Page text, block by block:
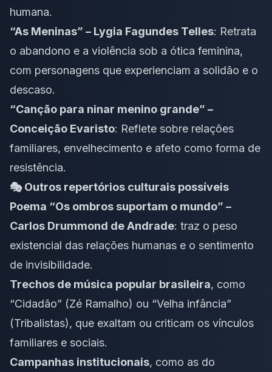
humana.
“As Meninas” – Lygia Fagundes Telles: Retrata
o abandono e a violência sob a ótica feminina,
com personagens que experienciam a solidão e o
descaso.
“Canção para ninar menino grande” –
Conceição Evaristo: Reflete sobre relações
familiares, envelhecimento e afeto como forma de
resistência.
🎭 Outros repertórios culturais possíveis
Poema “Os ombros suportam o mundo” –
Carlos Drummond de Andrade: traz o peso
existencial das relações humanas e o sentimento
de invisibilidade.
Trechos de música popular brasileira, como
“Cidadão” (Zé Ramalho) ou “Velha infância”
(Tribalistas), que exaltam ou criticam os vínculos
familiares e sociais.
Campanhas institucionais, como as do